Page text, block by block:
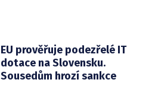
EU prověřuje podezřelé IT
dotace na Slovensku.
Sousedům hrozí sankce